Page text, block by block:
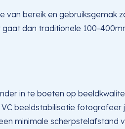
bereik en gebruiksgemak
dan traditionele 100-
in te boeten op
beeldstabilisatie fotografeer
minimale scherpstelafstand